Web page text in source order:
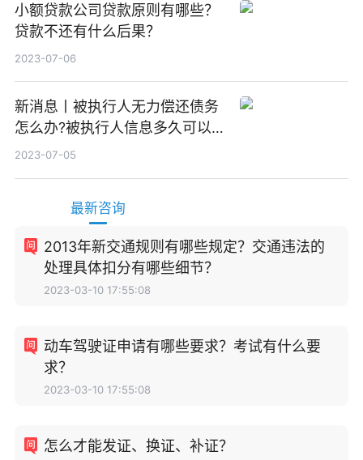
小额贷款公司贷款原则有哪些？
贷款不还有什么后果？
2023-07-06
新消息丨被执行人无力偿还债务
怎么办?被执行人信息多久可以
消除?
2023-07-05
最新咨询
2013年新交通规则有哪些规定？交通违法的
处理具体扣分有哪些细节？
2023-03-10 17:55:08
动车驾驶证申请有哪些要求？考试有什么要
求？
2023-03-10 17:55:08
怎么才能发证、换证、补证？